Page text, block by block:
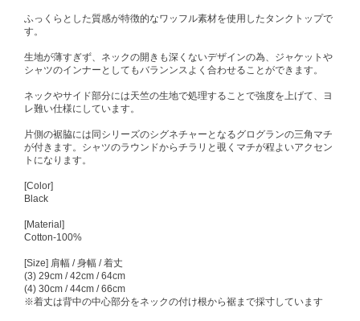
ふっくらとした質感が特徴的なワッフル素材を使用したタンクトップで
す。
生地が薄すぎず、ネックの開きも深くないデザインの為、ジャケットや
シャツのインナーとしてもバランンスよく合わせることができます。
ネックやサイド部分には天竺の生地で処理することで強度を上げて、ヨ
レ難い仕様にしています。
片側の裾脇には同シリーズのシグネチャーとなるグログランの三角マチ
が付きます。シャツのラウンドからチラリと覗くマチが程よいアクセン
トになります。
[Color]
Black
[Material]
Cotton-100%
[Size] 肩幅 / 身幅 / 着丈
(3) 29cm / 42cm / 64cm
(4) 30cm / 44cm / 66cm
※着丈は背中の中心部分をネックの付け根から裾まで採寸しています